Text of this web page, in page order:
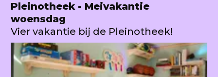
Pleinotheek - Meivakantie
woensdag
Vier vakantie bij de Pleinotheek!